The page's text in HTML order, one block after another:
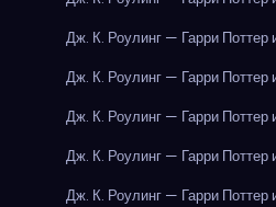
Дж. К. Роулинг — Гарри
Дж. К. Роулинг — Гарри
Дж. К. Роулинг — Гарри
Дж. К. Роулинг — Гарри
Дж. К. Роулинг — Гарри